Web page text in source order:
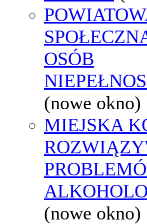
OSÓB
(nowe okno)
MIEJSKA
(nowe okno)